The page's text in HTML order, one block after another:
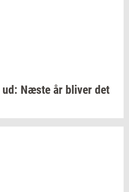
ud: Næste år bli­ver det